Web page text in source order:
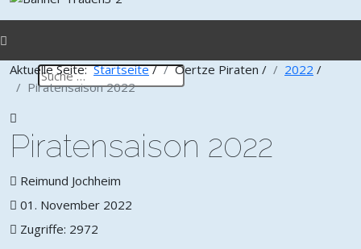
Aktuelle Seite:Startseite/ Oertze Piraten / 2022 /
Piratensaison 2022
Piratensaison 2022
Reimund Jochheim
01. November 2022
Zugriffe: 2972